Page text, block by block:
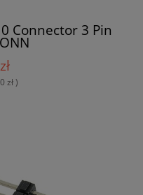
Connector 3 Pin
zł )